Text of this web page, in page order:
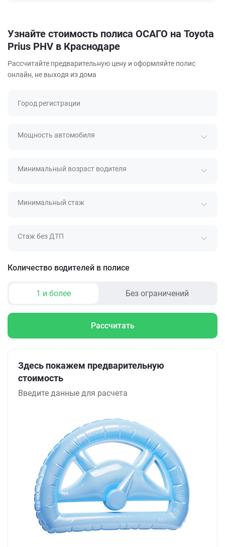
Узнайте стоимость полиса ОСАГО на Toyota
Prius PHV в Краснодаре
Рассчитайте предварительную цену и оформляйте полис
онлайн, не выходя из дома
Город регистрации
Мощность автомобиля
Минимальный возраст водителя
Минимальный стаж
Стаж без ДТП
Количество водителей в полисе
1 и более Без ограничений
Рассчитать
Здесь покажем предварительную
стоимость
Введите данные для расчета